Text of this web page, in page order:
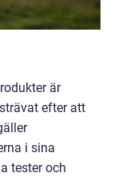
är
efter att
i sina
tester och